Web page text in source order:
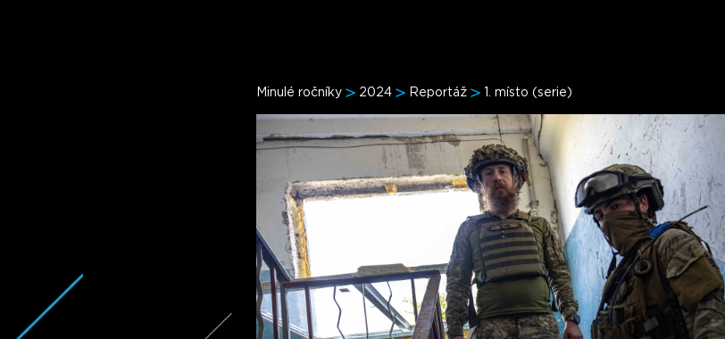
Minulé ročníky 2024 Reportáž 1. místo (serie)